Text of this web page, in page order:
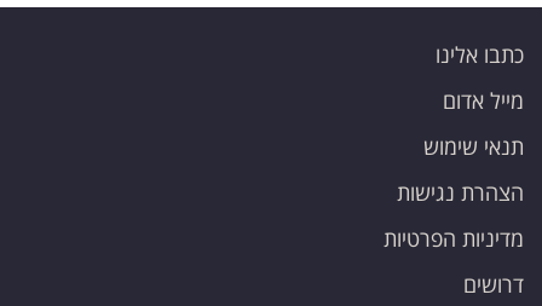
כתבו אלינו
מייל אדום
תנאי שימוש
הצהרת נגישות
מדיניות הפרטיות
דרושים